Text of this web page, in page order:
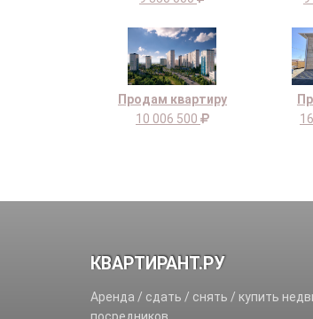
Продам квартиру
10 006 500
КВАРТИРАНТ.РУ
Аренда / сдать / снять / купить